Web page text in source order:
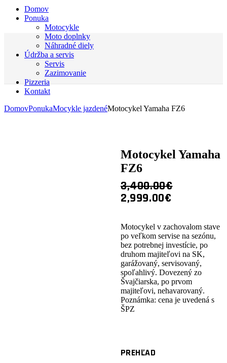
Domov
Ponuka
Motocykle
Moto doplnky
Náhradné diely
Údržba a servis
Servis
Zazimovanie
Pizzeria
Kontakt
DomovPonukaMocykle jazdenéMotocykel Yamaha FZ6
Motocykel Yamaha
FZ6
3,400.00€
ORIGINAL
WAS:
3,400.00€.
2,999.00€
IS:
2,999.00€.
Motocykel v zachovalom stave
po veľkom servise na sezónu,
bez potrebnej investície, po
druhom majiteľovi na SK,
garážovaný, servisovaný,
spoľahlivý. Dovezený zo
Švajčiarska, po prvom
majiteľovi, nehavarovaný.
Poznámka: cena je uvedená s
ŠPZ
PREHĽAD